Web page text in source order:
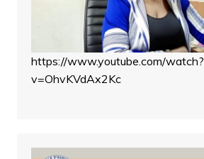
https://www.youtube.com/watch?
v=OhvKVdAx2Kc